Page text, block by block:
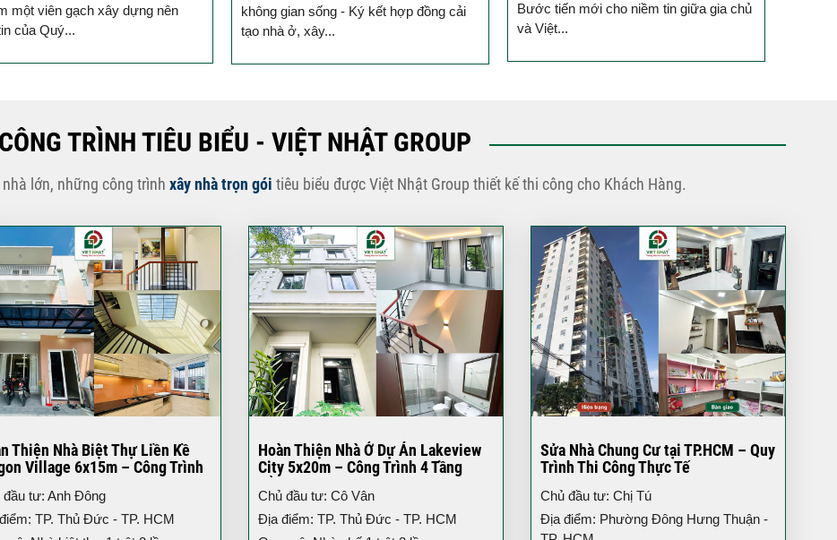
một viên gạch xây dựng nên
của Quý...
không gian sống - Ký kết hợp đồng cải
tạo nhà ở, xây...
Bước tiến mới cho niềm tin giữa gia chủ
và Việt...
CÔNG TRÌNH TIÊU BIỂU - VIỆT NHẬT GROUP
lớn, những công trình xây nhà trọn gói tiêu biểu được Việt Nhật Group thiết kế thi công cho Khách Hàng.
Thiện Nhà Biệt Thự Liền Kề
Village 6x15m – Công Trình
đầu tư: Anh Đông
TP. Thủ Đức - TP. HCM
Hoàn Thiện Nhà Ở Dự Án Lakeview
City 5x20m – Công Trình 4 Tầng
Đẳng Cấp TP.HCM
Chủ đầu tư: Cô Vân
Địa điểm: TP. Thủ Đức - TP. HCM
Sửa Nhà Chung Cư tại TP.HCM – Quy
Trình Thi Công Thực Tế
Chủ đầu tư: Chị Tú
Địa điểm: Phường Đông Hưng Thuận -